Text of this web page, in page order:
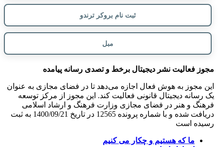
ثبت نام بروکر ترندو
مبل
مجوز فعالیت نشر دیجیتال برخط و تصدی رسانه پیامده
این مجوز به هوش فعال اجازه می‌دهد تا در فضای مجازی به عنوان
یک رسانه دیجیتال قانونی فعالیت کند. این مجوز از مرکز توسعه
فرهنگ و هنر در فضای مجازی وزارت فرهنگ و ارشاد اسلامی
دریافت شده و با شماره پرونده 12565 در تاریخ 1400/09/21 به ثبت
رسیده است
ما که هستیم و چکار می کنیم